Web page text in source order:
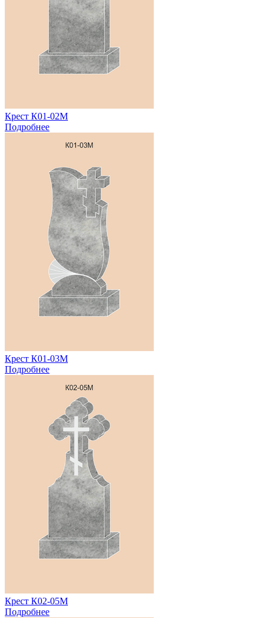
Крест К01-02М
Подробнее
Крест К01-03М
Подробнее
Крест К02-05М
Подробнее